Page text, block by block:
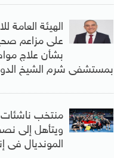
الهيئة العامة
على مزاعم
بشأن علاج
بمستشفى شرم الشيخ
منتخب ناشئات
ويتأهل إلى
المونديال فى